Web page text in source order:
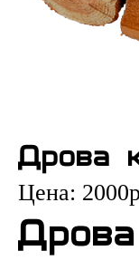
Дрова
Цена: 2000